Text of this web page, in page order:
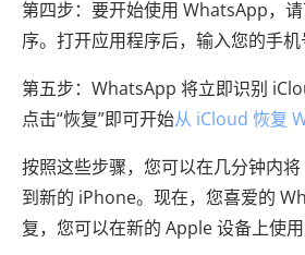
第四步：要开始使用 WhatsApp，
序。打开应用程序后，输入您的手机
第五步：WhatsApp 将立即识别
点击“恢复”即可开始从 iCloud 恢复
按照这些步骤，您可以在几分钟内
到新的 iPhone。现在，您喜爱的
复，您可以在新的 Apple 设备上使用